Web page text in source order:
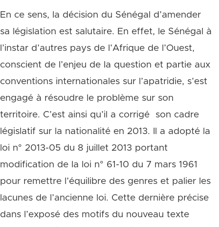
En ce sens, la décision du Sénégal d’amender
sa législation est salutaire. En effet, le Sénégal à
l’instar d’autres pays de l’Afrique de l’Ouest,
conscient de l’enjeu de la question et partie aux
conventions internationales sur l’apatridie, s’est
engagé à résoudre le problème sur son
territoire. C’est ainsi qu’il a corrigé son cadre
législatif sur la nationalité en 2013. Il a adopté la
loi n° 2013-05 du 8 juillet 2013 portant
modification de la loi n° 61-10 du 7 mars 1961
pour remettre l’équilibre des genres et palier les
lacunes de l’ancienne loi. Cette dernière précise
dans l’exposé des motifs du nouveau texte